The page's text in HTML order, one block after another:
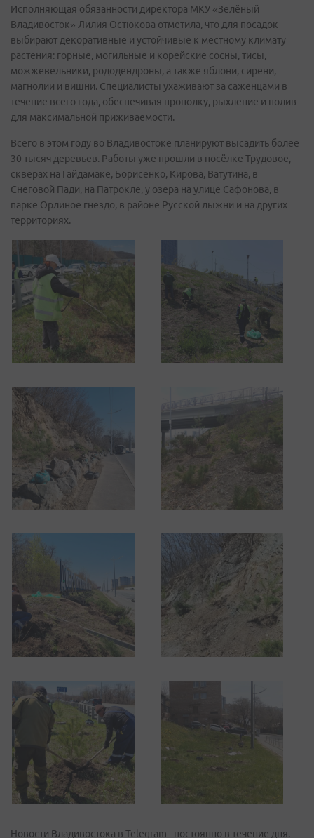
Исполняющая обязанности директора МКУ «Зелёный
Владивосток» Лилия Остюкова отметила, что для посадок
выбирают декоративные и устойчивые к местному климату
растения: горные, могильные и корейские сосны, тисы,
можжевельники, рододендроны, а также яблони, сирени,
магнолии и вишни. Специалисты ухаживают за саженцами в
течение всего года, обеспечивая прополку, рыхление и полив
для максимальной приживаемости.
Всего в этом году во Владивостоке планируют высадить более
30 тысяч деревьев. Работы уже прошли в посёлке Трудовое,
скверах на Гайдамаке, Борисенко, Кирова, Ватутина, в
Снеговой Пади, на Патрокле, у озера на улице Сафонова, в
парке Орлиное гнездо, в районе Русской лыжни и на других
территориях.
Новости Владивостока в Telegram - постоянно в течение дня.